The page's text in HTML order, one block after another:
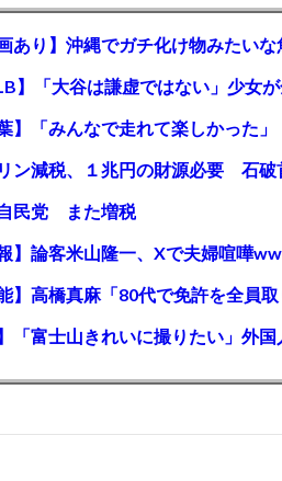
画あり】沖縄でガチ化け物みたい
民党 また増税
報】論客米山隆一、Xで夫婦喧嘩